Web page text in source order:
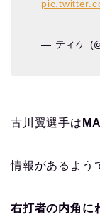
— ティケ
古川翼選手は
情報があるよう
右打者の内角に